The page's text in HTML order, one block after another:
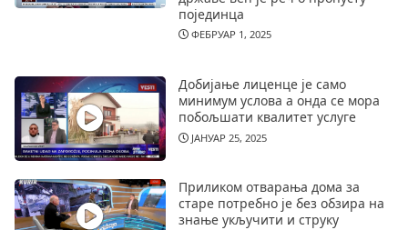
појединца
ФЕБРУАР 1, 2025
Добијање лиценце је само
минимум услова а онда се мора
побољшати квалитет услуге
ЈАНУАР 25, 2025
Приликом отварања дома за
старе потребно је без обзира на
знање укључити и струку